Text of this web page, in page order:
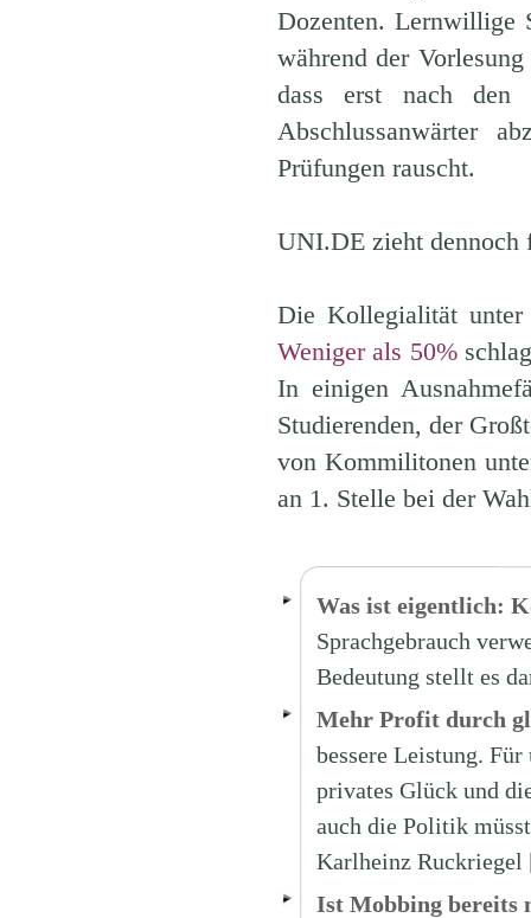
Dozenten. Lernwillige
während der
dass erst nach den
Abschlussanwärter
Prüfungen rauscht.
UNI.DE zieht dennoch
Die Kollegialität unter
Weniger als 50%
In einigen
Studierenden, der
von Kommilitonen
an 1. Stelle bei der
Was ist eigentlich:
Sprachgebrauch
Bedeutung stellt es
Mehr Profit durch
bessere Leistung.
privates Glück und
auch die Politik
Karlheinz Ruckriegel
Ist Mobbing bereits